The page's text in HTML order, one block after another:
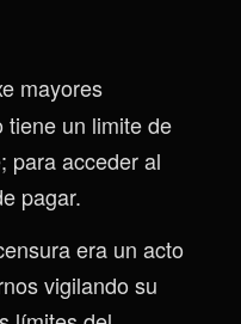
mayores
tiene un limite de
para acceder al
pagar.
era un acto
vigilando su